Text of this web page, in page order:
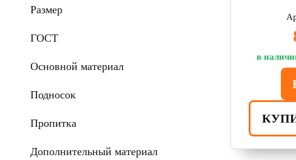
Размер
ГОСТ
Основной материал
Подносок
Пропитка
Дополнительный материал
в